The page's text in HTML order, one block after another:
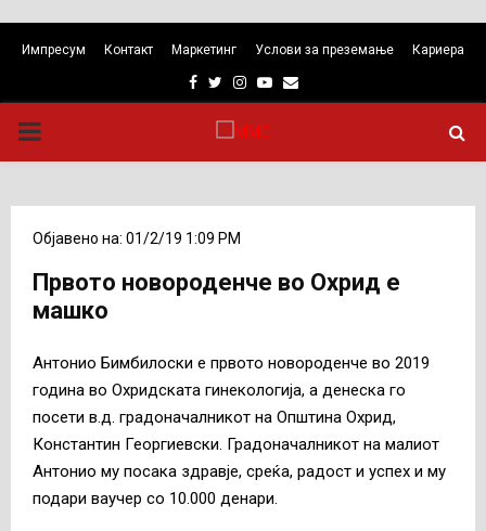
Импресум Контакт Маркетинг Услови за преземање Кариера
Facebook
TwitterInstagram
Youtube
Email
PRIMARY
Објавено на: 01/2/19 1:09 PM
Првото новороденче во Охрид е
машко
Антонио Бимбилоски е првото новороденче во 2019
година во Охридската гинекологија, а денеска го
посети в.д. градоначалникот на Општина Охрид,
Константин Георгиевски. Градоначалникот на малиот
Антонио му посака здравје, среќа, радост и успех и му
подари ваучер со 10.000 денари.